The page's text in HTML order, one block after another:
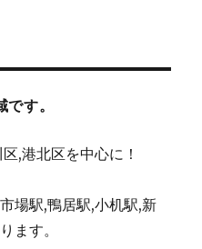
す。
,港北区を中心に！
場駅,鴨居駅,小机駅,新
ます。